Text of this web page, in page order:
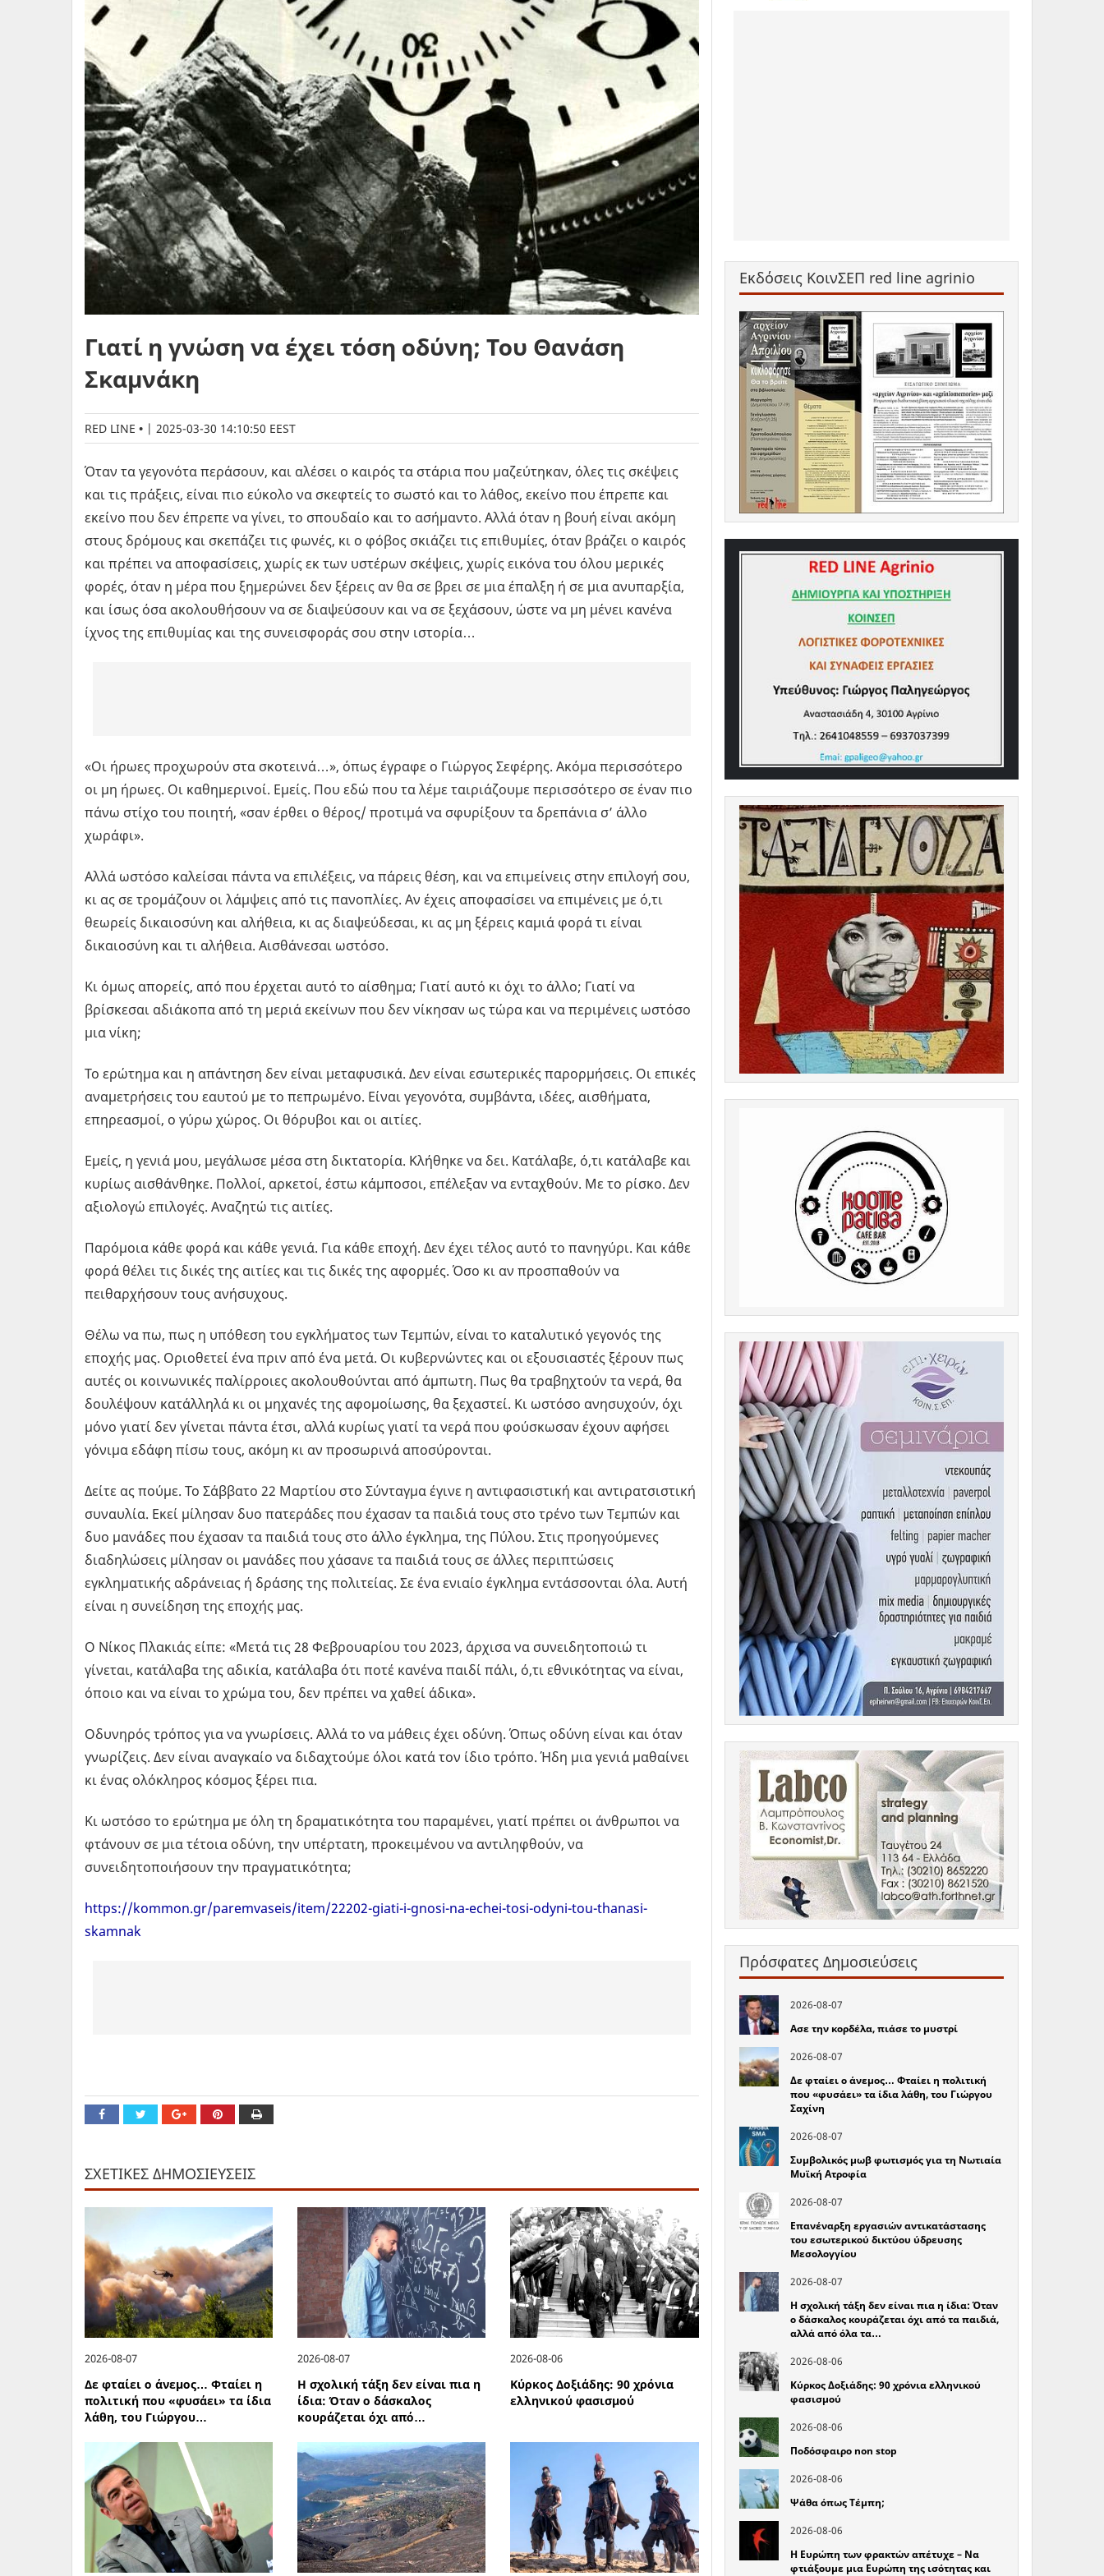
Γιατί η γνώση να έχει τόση οδύνη; Του Θανάση
Σκαμνάκη
RED LINE | 2025-03-30 14:10:50 EEST
Όταν τα γεγονότα περάσουν, και αλέσει ο καιρός τα στάρια που μαζεύτηκαν, όλες τις σκέψεις
και τις πράξεις, είναι πιο εύκολο να σκεφτείς το σωστό και το λάθος, εκείνο που έπρεπε και
εκείνο που δεν έπρεπε να γίνει, το σπουδαίο και το ασήμαντο. Αλλά όταν η βουή είναι ακόμη
στους δρόμους και σκεπάζει τις φωνές, κι ο φόβος σκιάζει τις επιθυμίες, όταν βράζει ο καιρός
και πρέπει να αποφασίσεις, χωρίς εκ των υστέρων σκέψεις, χωρίς εικόνα του όλου μερικές
φορές, όταν η μέρα που ξημερώνει δεν ξέρεις αν θα σε βρει σε μια έπαλξη ή σε μια ανυπαρξία,
και ίσως όσα ακολουθήσουν να σε διαψεύσουν και να σε ξεχάσουν, ώστε να μη μένει κανένα
ίχνος της επιθυμίας και της συνεισφοράς σου στην ιστορία…
«Οι ήρωες προχωρούν στα σκοτεινά…», όπως έγραφε ο Γιώργος Σεφέρης. Ακόμα περισσότερο
οι μη ήρωες. Οι καθημερινοί. Εμείς. Που εδώ που τα λέμε ταιριάζουμε περισσότερο σε έναν πιο
πάνω στίχο του ποιητή, «σαν έρθει ο θέρος/ προτιμά να σφυρίξουν τα δρεπάνια σ’ άλλο
χωράφι».
Αλλά ωστόσο καλείσαι πάντα να επιλέξεις, να πάρεις θέση, και να επιμείνεις στην επιλογή σου,
κι ας σε τρομάζουν οι λάμψεις από τις πανοπλίες. Αν έχεις αποφασίσει να επιμένεις με ό,τι
θεωρείς δικαιοσύνη και αλήθεια, κι ας διαψεύδεσαι, κι ας μη ξέρεις καμιά φορά τι είναι
δικαιοσύνη και τι αλήθεια. Αισθάνεσαι ωστόσο.
Κι όμως απορείς, από που έρχεται αυτό το αίσθημα; Γιατί αυτό κι όχι το άλλο; Γιατί να
βρίσκεσαι αδιάκοπα από τη μεριά εκείνων που δεν νίκησαν ως τώρα και να περιμένεις ωστόσο
μια νίκη;
Το ερώτημα και η απάντηση δεν είναι μεταφυσικά. Δεν είναι εσωτερικές παρορμήσεις. Οι επικές
αναμετρήσεις του εαυτού με το πεπρωμένο. Είναι γεγονότα, συμβάντα, ιδέες, αισθήματα,
επηρεασμοί, ο γύρω χώρος. Οι θόρυβοι και οι αιτίες.
Εμείς, η γενιά μου, μεγάλωσε μέσα στη δικτατορία. Κλήθηκε να δει. Κατάλαβε, ό,τι κατάλαβε και
κυρίως αισθάνθηκε. Πολλοί, αρκετοί, έστω κάμποσοι, επέλεξαν να ενταχθούν. Με το ρίσκο. Δεν
αξιολογώ επιλογές. Αναζητώ τις αιτίες.
Παρόμοια κάθε φορά και κάθε γενιά. Για κάθε εποχή. Δεν έχει τέλος αυτό το πανηγύρι. Και κάθε
φορά θέλει τις δικές της αιτίες και τις δικές της αφορμές. Όσο κι αν προσπαθούν να
πειθαρχήσουν τους ανήσυχους.
Θέλω να πω, πως η υπόθεση του εγκλήματος των Τεμπών, είναι το καταλυτικό γεγονός της
εποχής μας. Οριοθετεί ένα πριν από ένα μετά. Οι κυβερνώντες και οι εξουσιαστές ξέρουν πως
αυτές οι κοινωνικές παλίρροιες ακολουθούνται από άμπωτη. Πως θα τραβηχτούν τα νερά, θα
δουλέψουν κατάλληλά κι οι μηχανές της αφομοίωσης, θα ξεχαστεί. Κι ωστόσο ανησυχούν, όχι
μόνο γιατί δεν γίνεται πάντα έτσι, αλλά κυρίως γιατί τα νερά που φούσκωσαν έχουν αφήσει
γόνιμα εδάφη πίσω τους, ακόμη κι αν προσωρινά αποσύρονται.
Δείτε ας πούμε. Το Σάββατο 22 Μαρτίου στο Σύνταγμα έγινε η αντιφασιστική και αντιρατσιστική
συναυλία. Εκεί μίλησαν δυο πατεράδες που έχασαν τα παιδιά τους στο τρένο των Τεμπών και
δυο μανάδες που έχασαν τα παιδιά τους στο άλλο έγκλημα, της Πύλου. Στις προηγούμενες
διαδηλώσεις μίλησαν οι μανάδες που χάσανε τα παιδιά τους σε άλλες περιπτώσεις
εγκληματικής αδράνειας ή δράσης της πολιτείας. Σε ένα ενιαίο έγκλημα εντάσσονται όλα. Αυτή
είναι η συνείδηση της εποχής μας.
Ο Νίκος Πλακιάς είπε: «Μετά τις 28 Φεβρουαρίου του 2023, άρχισα να συνειδητοποιώ τι
γίνεται, κατάλαβα της αδικία, κατάλαβα ότι ποτέ κανένα παιδί πάλι, ό,τι εθνικότητας να είναι,
όποιο και να είναι το χρώμα του, δεν πρέπει να χαθεί άδικα».
Οδυνηρός τρόπος για να γνωρίσεις. Αλλά το να μάθεις έχει οδύνη. Όπως οδύνη είναι και όταν
γνωρίζεις. Δεν είναι αναγκαίο να διδαχτούμε όλοι κατά τον ίδιο τρόπο. Ήδη μια γενιά μαθαίνει
κι ένας ολόκληρος κόσμος ξέρει πια.
Κι ωστόσο το ερώτημα με όλη τη δραματικότητα του παραμένει, γιατί πρέπει οι άνθρωποι να
φτάνουν σε μια τέτοια οδύνη, την υπέρτατη, προκειμένου να αντιληφθούν, να
συνειδητοποιήσουν την πραγματικότητα;
https://kommon.gr/paremvaseis/item/22202-giati-i-gnosi-na-echei-tosi-odyni-tou-thanasi-
skamnak
ΣΧΕΤΙΚΕΣ ΔΗΜΟΣΙΕΥΣΕΙΣ
2026-08-07
Δε φταίει ο άνεμος… Φταίει η
πολιτική που «φυσάει» τα ίδια
λάθη, του Γιώργου…
2026-08-07
Η σχολική τάξη δεν είναι πια η
ίδια: Όταν ο δάσκαλος
κουράζεται όχι από…
2026-08-06
Κύρκος Δοξιάδης: 90 χρόνια
ελληνικού φασισμού
Εκδόσεις ΚοινΣΕΠ red line agrinio
Πρόσφατες Δημοσιεύσεις
2026-08-07
Ασε την κορδέλα, πιάσε το μυστρί
2026-08-07
Δε φταίει ο άνεμος… Φταίει η πολιτική
που «φυσάει» τα ίδια λάθη, του Γιώργου
Σαχίνη
2026-08-07
Συμβολικός μωβ φωτισμός για τη Νωτιαία
Μυϊκή Ατροφία
2026-08-07
Επανέναρξη εργασιών αντικατάστασης
του εσωτερικού δικτύου ύδρευσης
Μεσολογγίου
2026-08-07
Η σχολική τάξη δεν είναι πια η ίδια: Όταν
ο δάσκαλος κουράζεται όχι από τα παιδιά,
αλλά από όλα τα…
2026-08-06
Κύρκος Δοξιάδης: 90 χρόνια ελληνικού
φασισμού
2026-08-06
Ποδόσφαιρο non stop
2026-08-06
Ψάθα όπως Τέμπη;
2026-08-06
Η Ευρώπη των φρακτών απέτυχε – Να
φτιάξουμε μια Ευρώπη της ισότητας και